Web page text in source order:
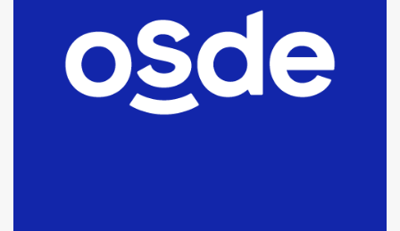
fueron detenidos por
comercialización de drogas en la
tarde del sábado
T.Lauquen: se vendió el edificio de
lo que fue la planta Industrial del